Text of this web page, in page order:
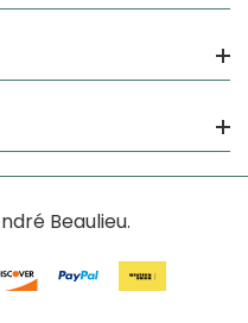
Beaulieu.